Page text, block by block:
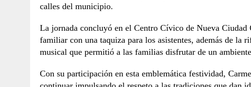
calles del municipio.
La jornada concluyó en el Centro Cívico de Nueva
familiar con una taquiza para los asistentes, además de la
musical que permitió a las familias disfrutar de un
Con su participación en esta emblemática festividad,